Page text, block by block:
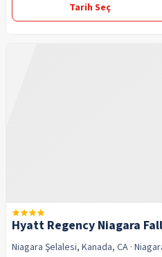
Tarih Seç
Hyatt Regency Niagara
Niagara Şelalesi, Kanada, CA ·